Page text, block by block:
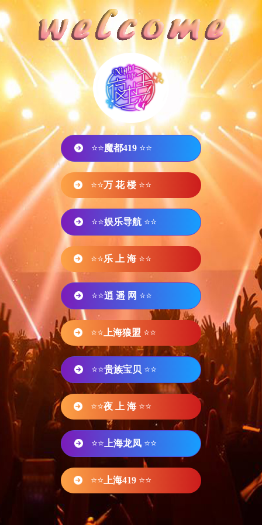
⭐⭐魔都419 ⭐⭐
⭐⭐万 花 楼 ⭐⭐
⭐⭐娱乐导航 ⭐⭐
⭐⭐乐 上 海 ⭐⭐
⭐⭐逍 遥 网 ⭐⭐
⭐⭐ 上海狼盟 ⭐⭐
⭐⭐贵族宝贝 ⭐⭐
⭐⭐夜 上 海 ⭐⭐
⭐⭐ 上海龙凤 ⭐⭐
⭐⭐ 上海419 ⭐⭐